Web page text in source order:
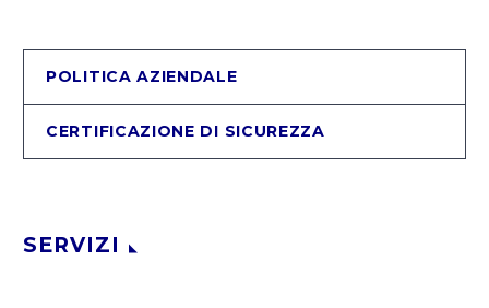
POLITICA AZIENDALE
CERTIFICAZIONE DI SICUREZZA
SERVIZI